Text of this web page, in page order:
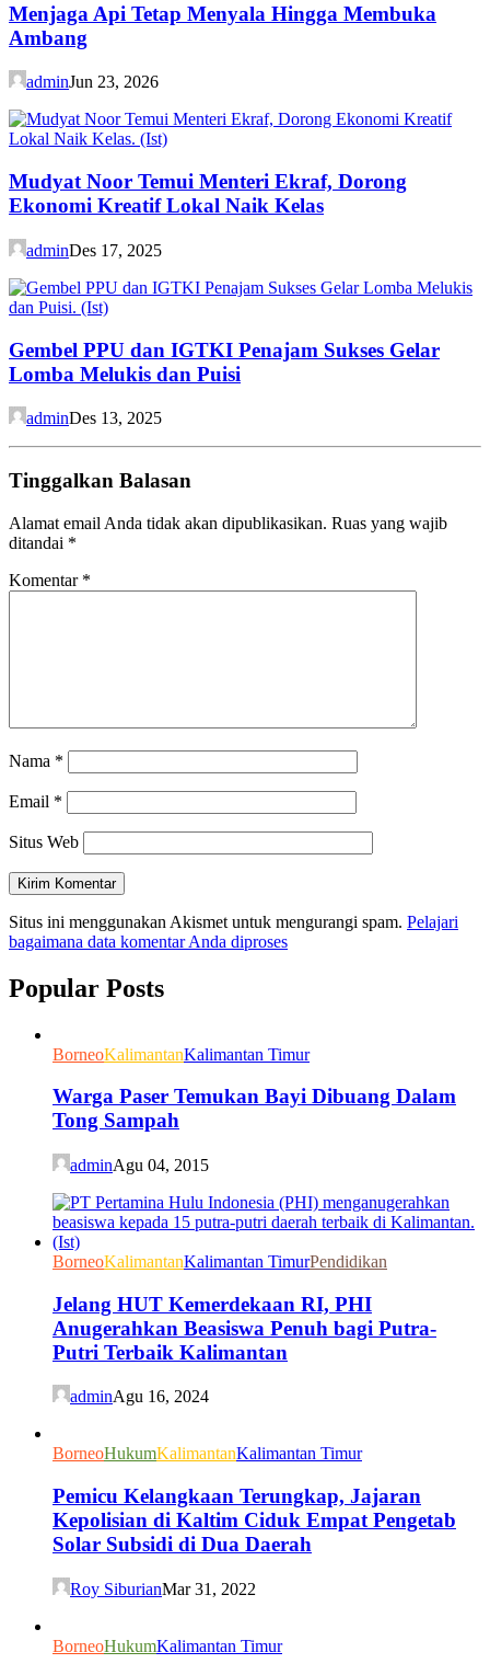
Menjaga Api Tetap Menyala Hingga Membuka
Ambang
adminJun 23, 2026
Mudyat Noor Temui Menteri Ekraf, Dorong
Ekonomi Kreatif Lokal Naik Kelas
adminDes 17, 2025
Gembel PPU dan IGTKI Penajam Sukses Gelar
Lomba Melukis dan Puisi
adminDes 13, 2025
Tinggalkan Balasan
Alamat email Anda tidak akan dipublikasikan. Ruas yang wajib
ditandai *
Komentar *
Nama *
Email *
Situs Web
Situs ini menggunakan Akismet untuk mengurangi spam. Pelajari
bagaimana data komentar Anda diproses
Popular Posts
BorneoKalimantanKalimantan Timur
Warga Paser Temukan Bayi Dibuang Dalam
Tong Sampah
adminAgu 04, 2015
BorneoKalimantanKalimantan TimurPendidikan
Jelang HUT Kemerdekaan RI, PHI
Anugerahkan Beasiswa Penuh bagi Putra-
Putri Terbaik Kalimantan
adminAgu 16, 2024
BorneoHukumKalimantanKalimantan Timur
Pemicu Kelangkaan Terungkap, Jajaran
Kepolisian di Kaltim Ciduk Empat Pengetab
Solar Subsidi di Dua Daerah
Roy SiburianMar 31, 2022
BorneoHukumKalimantan Timur